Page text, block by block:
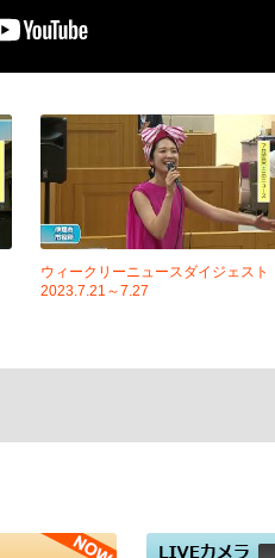
ウィークリーニュースダイジェスト
2023.7.21～7.27